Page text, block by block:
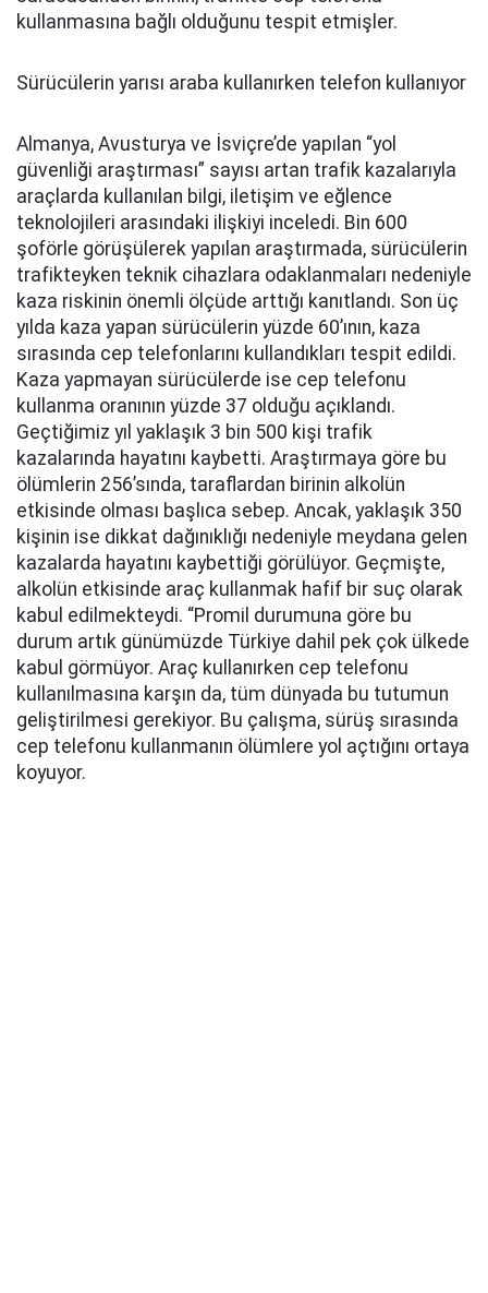
kullanmasına bağlı olduğunu tespit etmişler.
Sürücülerin yarısı araba kullanırken telefon kullanıyor
Almanya, Avusturya ve İsviçre’de yapılan “yol
güvenliği araştırması” sayısı artan trafik kazalarıyla
araçlarda kullanılan bilgi, iletişim ve eğlence
teknolojileri arasındaki ilişkiyi inceledi. Bin 600
şoförle görüşülerek yapılan araştırmada, sürücülerin
trafikteyken teknik cihazlara odaklanmaları nedeniyle
kaza riskinin önemli ölçüde arttığı kanıtlandı. Son üç
yılda kaza yapan sürücülerin yüzde 60’ının, kaza
sırasında cep telefonlarını kullandıkları tespit edildi.
Kaza yapmayan sürücülerde ise cep telefonu
kullanma oranının yüzde 37 olduğu açıklandı.
Geçtiğimiz yıl yaklaşık 3 bin 500 kişi trafik
kazalarında hayatını kaybetti. Araştırmaya göre bu
ölümlerin 256’sında, taraflardan birinin alkolün
etkisinde olması başlıca sebep. Ancak, yaklaşık 350
kişinin ise dikkat dağınıklığı nedeniyle meydana gelen
kazalarda hayatını kaybettiği görülüyor. Geçmişte,
alkolün etkisinde araç kullanmak hafif bir suç olarak
kabul edilmekteydi. “Promil durumuna göre bu
durum artık günümüzde Türkiye dahil pek çok ülkede
kabul görmüyor. Araç kullanırken cep telefonu
kullanılmasına karşın da, tüm dünyada bu tutumun
geliştirilmesi gerekiyor. Bu çalışma, sürüş sırasında
cep telefonu kullanmanın ölümlere yol açtığını ortaya
koyuyor.